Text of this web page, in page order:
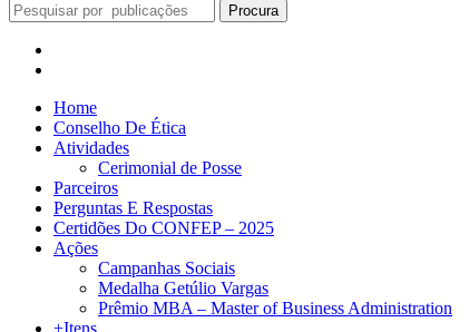
Procura
Home
Conselho De Ética
Atividades
Cerimonial de Posse
Parceiros
Perguntas E Respostas
Certidões Do CONFEP – 2025
Ações
Campanhas Sociais
Medalha Getúlio Vargas
Prêmio MBA – Master of Business Administration
+Itens